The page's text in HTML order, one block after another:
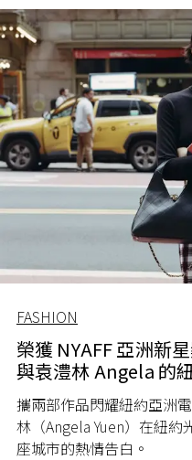
FASHION
榮獲 NYAFF 亞洲新
與袁澧林 Angela 的
攜兩部作品閃耀紐約亞洲
林（Angela Yuen）在紐
座城市的熱情告白。